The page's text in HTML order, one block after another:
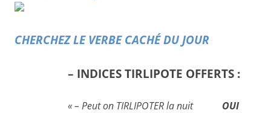
CHERCHEZ LE VERBE CACHÉ DU JOUR
– INDICES TIRLIPOTE OFFERTS :
« – Peut on TIRLIPOTER la nuit OUI